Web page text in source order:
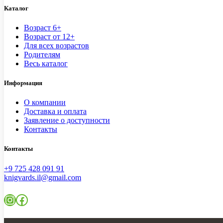
Каталог
Возраст 6+
Возраст от 12+
Для всех возрастов
Родителям
Весь каталог
Информация
О компании
Доставка и оплата
Заявление о доступности
Контакты
Контакты
+9 725 428 091 91
knigvards.il@gmail.com
Instagram
Facebook